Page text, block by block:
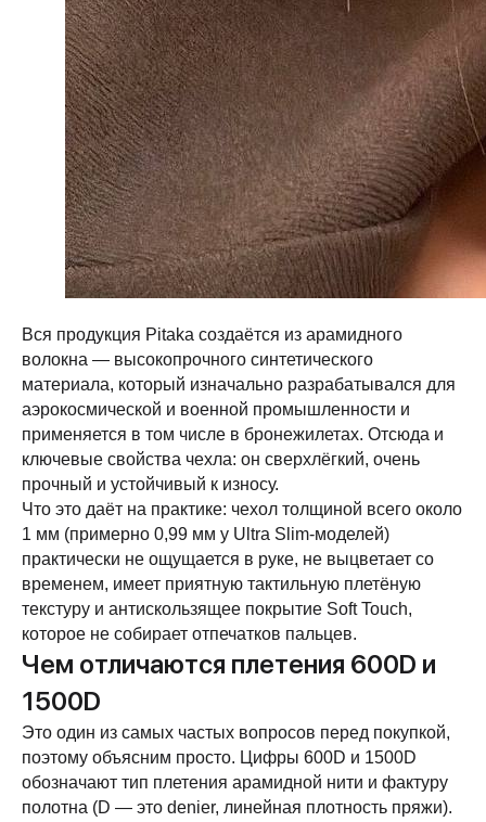
Вся продукция Pitaka создаётся из арамидного
волокна — высокопрочного синтетического
материала, который изначально разрабатывался для
аэрокосмической и военной промышленности и
применяется в том числе в бронежилетах. Отсюда и
ключевые свойства чехла: он сверхлёгкий, очень
прочный и устойчивый к износу.
Что это даёт на практике: чехол толщиной всего около
1 мм (примерно 0,99 мм у Ultra Slim-моделей)
практически не ощущается в руке, не выцветает со
временем, имеет приятную тактильную плетёную
текстуру и антискользящее покрытие Soft Touch,
которое не собирает отпечатков пальцев.
Чем отличаются плетения 600D и
1500D
Это один из самых частых вопросов перед покупкой,
поэтому объясним просто. Цифры 600D и 1500D
обозначают тип плетения арамидной нити и фактуру
полотна (D — это denier, линейная плотность пряжи).